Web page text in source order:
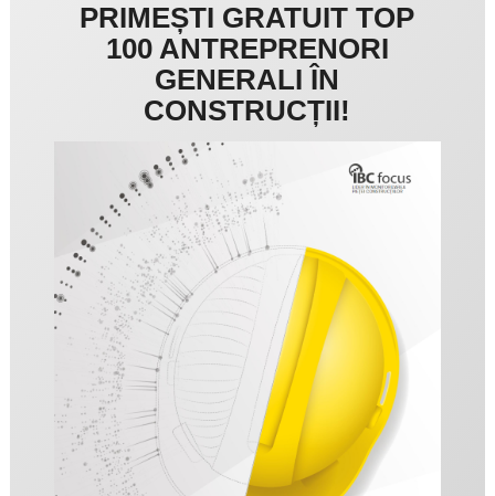
PRIMEȘTI GRATUIT TOP
100 ANTREPRENORI
GENERALI ÎN
CONSTRUCȚII!